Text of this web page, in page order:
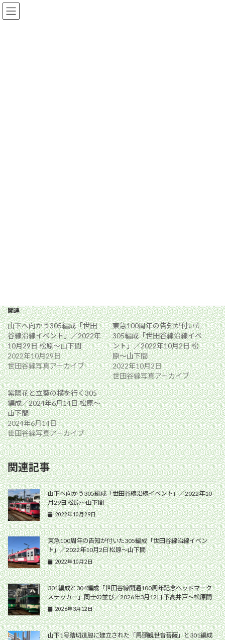
コ
ン
ナ
ビ
関連
山下へ向かう305編成「世田
谷線沿線イベント」／2022年
10月29日 松原〜山下間
2022年10月29日
世田谷線写真アーカイブ
東急100周年の告知が付いた
305編成「世田谷線沿線イベ
ント」／2022年10月2日 松
原〜山下間
2022年10月2日
世田谷線写真アーカイブ
紫陽花と立葵の横を行く305
編成／2024年6月14日 松原〜
山下間
2024年6月14日
世田谷線写真アーカイブ
関連記事
山下へ向かう305編成「世田谷線沿線イベント」／2022年10
月29日 松原〜山下間
2022年10月29日
東急100周年の告知が付いた305編成「世田谷線沿線イベン
ト」／2022年10月2日 松原〜山下間
2022年10月2日
301編成と304編成「世田谷線開通100周年記念ヘッドマーク
ステッカー」同士の並び／2026年3月12日 下高井戸〜松原間
2026年3月12日
山下1号踏切道脇に建立された「馬頭観世音菩薩」と301編成